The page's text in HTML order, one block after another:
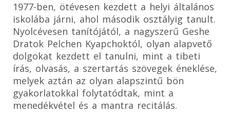
1977-ben, ötévesen kezdett a helyi általános
iskolába járni, ahol második osztályig tanult.
Nyolcévesen tanítójától, a nagyszerű Geshe
Dratok Pelchen Kyapchoktól, olyan alapvető
dolgokat kezdett el tanulni, mint a tibeti
írás, olvasás, a szertartás szövegek éneklése,
melyek aztán az olyan alapszintű bön
gyakorlatokkal folytatódtak, mint a
menedékvétel és a mantra recitálás.